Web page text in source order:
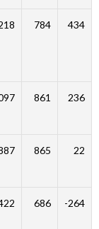
784 434
861 236
865 22
686 -264